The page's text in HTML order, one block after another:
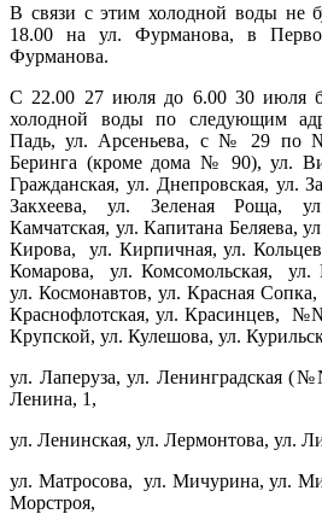
В связи с этим холодной воды не
18.00 на ул. Фурманова, в
Фурманова.
С 22.00 27 июля до 6.00 30 июля
холодной воды по следующим
Падь, ул. Арсеньева, с № 29 по
Беринга (кроме дома № 90), ул.
Гражданская, ул. Днепровская, ул.
Закхеева, ул. Зеленая Роща,
Камчатская, ул. Капитана Беляева,
Кирова, ул. Кирпичная, ул.
Комарова, ул. Комсомольская, ул.
ул. Космонавтов, ул. Красная Сопка,
Краснофлотская, ул. Красинцев,
Крупской, ул. Кулешова, ул.
ул. Лаперуза, ул. Ленинградская
Ленина, 1,
ул. Ленинская, ул. Лермонтова, ул.
ул. Матросова, ул. Мичурина, ул.
Морстроя,